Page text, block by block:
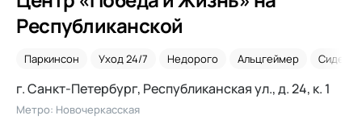
Республиканской
Паркинсон Уход 24/7 Недорого Альцгеймер Сиделки
г. Санкт-Петербург, Республиканская ул., д. 24, к. 1
Метро: Новочеркасская